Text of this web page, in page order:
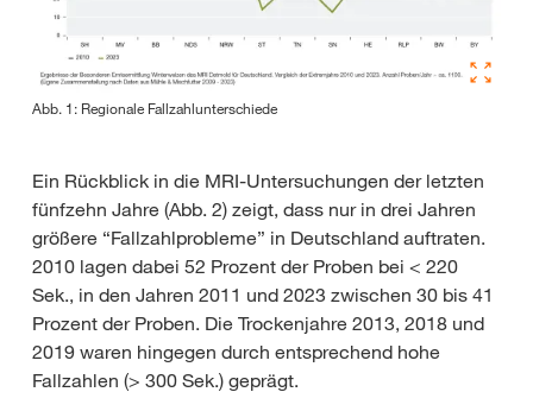
Abb. 1: Regionale Fallzahlunterschiede
Ein Rückblick in die MRI-Untersuchungen der letzten
fünfzehn Jahre (Abb. 2) zeigt, dass nur in drei Jahren
größere “Fallzahlprobleme” in Deutschland auftraten.
2010 lagen dabei 52 Prozent der Proben bei < 220
Sek., in den Jahren 2011 und 2023 zwischen 30 bis 41
Prozent der Proben. Die Trockenjahre 2013, 2018 und
2019 waren hingegen durch entsprechend hohe
Fallzahlen (> 300 Sek.) geprägt.